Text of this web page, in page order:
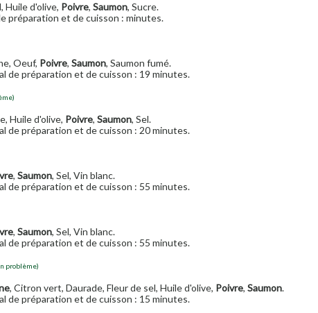
Huile d'olive, Poivre, Saumon, Sucre.
préparation et de cuisson : minutes.
Oeuf, Poivre, Saumon, Saumon fumé.
de préparation et de cuisson : 19 minutes.
Huile d'olive, Poivre, Saumon, Sel.
de préparation et de cuisson : 20 minutes.
, Saumon, Sel, Vin blanc.
de préparation et de cuisson : 55 minutes.
, Saumon, Sel, Vin blanc.
de préparation et de cuisson : 55 minutes.
problème)
, Citron vert, Daurade, Fleur de sel, Huile d'olive, Poivre, Saumon.
de préparation et de cuisson : 15 minutes.